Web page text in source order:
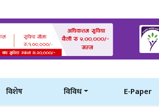
विशेष विविध E-Paper